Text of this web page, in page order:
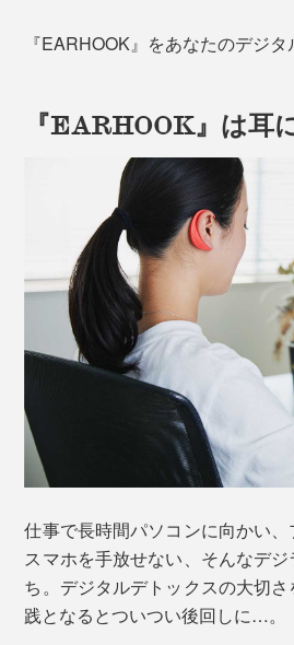
『EARHOOK』をあなたのデジタ
『EARHOOK』は耳
仕事で長時間パソコンに向かい
スマホを手放せない、そんなデ
ち。デジタルデトックスの大切
践となるとついつい後回しに…。